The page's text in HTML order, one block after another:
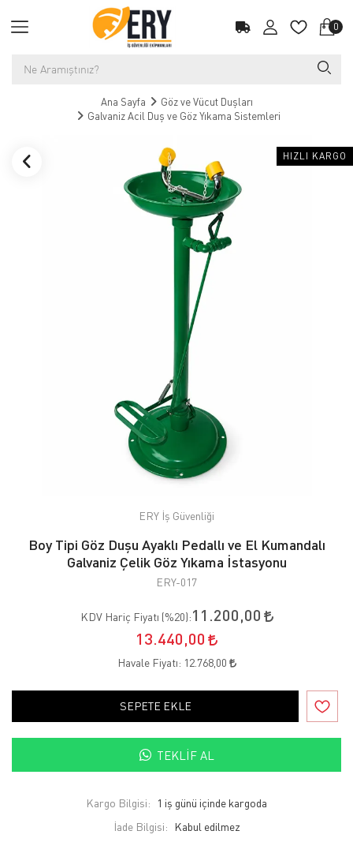
0
Ana Sayfa
Göz ve Vücut Duşları
Galvaniz Acil Duş ve Göz Yıkama Sistemleri
HIZLI KARGO
ERY İş Güvenliği
Boy Tipi Göz Duşu Ayaklı Pedallı ve El Kumandalı
Galvaniz Çelik Göz Yıkama İstasyonu
ERY-017
KDV Hariç Fiyatı (%20):11.200,00
13.440,00
Havale Fiyatı: 12.768,00
SEPETE EKLE
TEKLIF AL
Kargo Bilgisi:
1 iş günü içinde kargoda
İade Bilgisi: